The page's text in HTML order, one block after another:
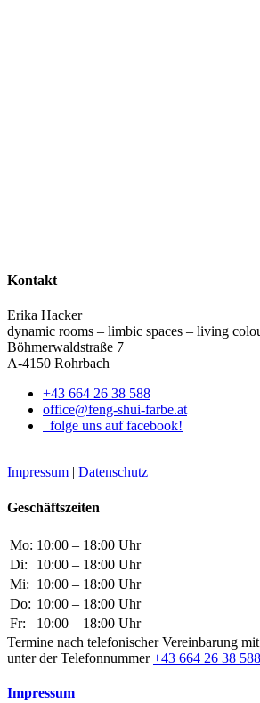
Kontakt
Erika Hacker
dynamic rooms – limbic spaces – living
Böhmerwaldstraße 7
A-4150 Rohrbach
+43 664 26 38 588
office@feng-shui-farbe.at
folge uns auf facebook!
Impressum | Datenschutz
Geschäftszeiten
Mo: 10:00 – 18:00 Uhr
Di:
10:00 – 18:00 Uhr
Mi: 10:00 – 18:00 Uhr
Do: 10:00 – 18:00 Uhr
Fr:
10:00 – 18:00 Uhr
Termine nach telefonischer Vereinbarung
unter der Telefonnummer+43 664 26 38 588
Impressum